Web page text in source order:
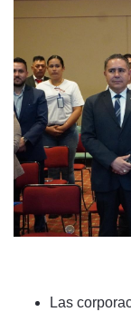
Las